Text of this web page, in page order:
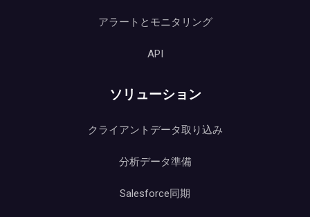
アラートとモニタリング
API
ソリューション
クライアントデータ取り込み
分析データ準備
Salesforce同期